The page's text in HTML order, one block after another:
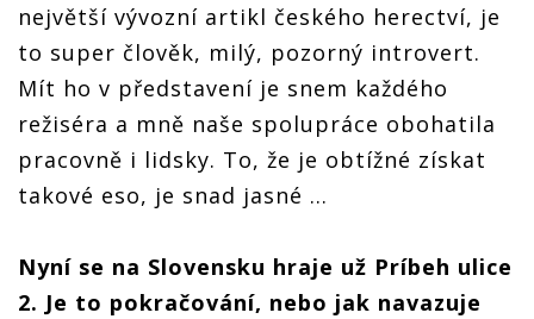
největší vývozní artikl českého herectví, je
to super člověk, milý, pozorný introvert.
Mít ho v představení je snem každého
režiséra a mně naše spolupráce obohatila
pracovně i lidsky. To, že je obtížné získat
takové eso, je snad jasné ...
Nyní se na Slovensku hraje už Príbeh ulice
2. Je to pokračování, nebo jak navazuje